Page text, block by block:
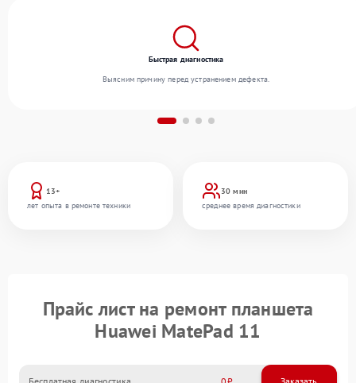
13+
лет опыта в ремонте техники
30 мин
среднее время диагностики
Быстрая диагностика
Выясним причину перед устранением дефекта.
Прайс лист на ремонт планшета
Huawei MatePad 11